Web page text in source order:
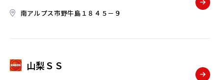
南アルプス市野牛島１８４５－９
山梨ＳＳ